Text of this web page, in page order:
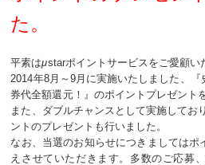
た。
平素はμstarポイントサービスをご愛顧い
2014年8月～9月に実施いたしました、
券代全額還元！』のポイントプレゼント
また、ダブルチャンスとして実施してお
ントのプレゼントも行いました。
なお、当選のお知らせにつきましては
えさせていただきます。多数のご応募